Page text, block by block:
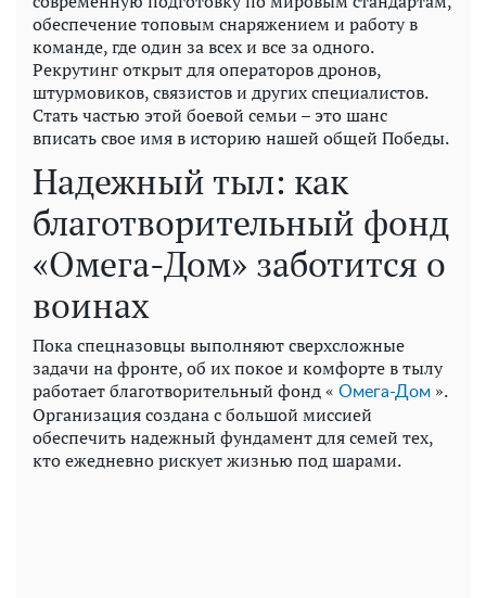
обеспечение топовым снаряжением и работу в
команде, где один за всех и все за одного.
Рекрутинг открыт для операторов дронов,
штурмовиков, связистов и других специалистов.
Стать частью этой боевой семьи – это шанс
вписать свое имя в историю нашей общей Победы.
Надежный тыл: как
благотворительный фонд
«Омега-Дом» заботится о
воинах
Пока спецназовцы выполняют сверхсложные
задачи на фронте, об их покое и комфорте в тылу
работает благотворительный фонд « Омега-Дом ».
Организация создана с большой миссией
обеспечить надежный фундамент для семей тех,
кто ежедневно рискует жизнью под шарами.